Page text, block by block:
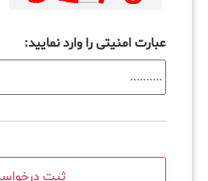
عبارت امنیتی را وارد نمایید: